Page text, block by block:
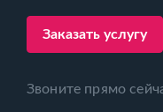
Заказать услугу
Звоните прямо